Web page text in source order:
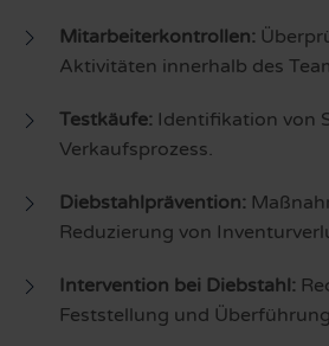
Mitarbeiterkontrollen:
Aktivitäten innerhalb des
Testkäufe: Identifikation von
Verkaufsprozess.
Diebstahlprävention:
Reduzierung von
Intervention bei Diebstahl:
Feststellung und